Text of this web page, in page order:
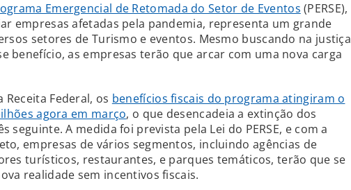
Emergencial de Retomada do Setor de Eventos (PERSE),
empresas afetadas pela pandemia, representa um grande
setores de Turismo e eventos. Mesmo buscando na justiça
benefício, as empresas terão que arcar com uma nova carga
Receita Federal, os benefícios fiscais do programa atingiram o
agora em março, o que desencadeia a extinção dos
seguinte. A medida foi prevista pela Lei do PERSE, e com a
empresas de vários segmentos, incluindo agências de
turísticos, restaurantes, e parques temáticos, terão que se
realidade sem incentivos fiscais.